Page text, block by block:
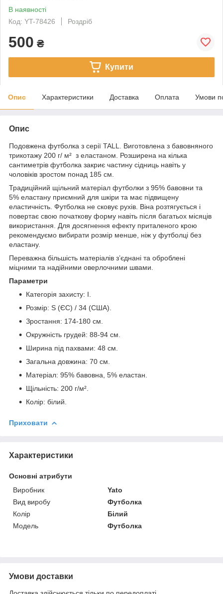
В наявності
Код: YT-78426
Роздріб
500 ₴
Купити
Опис Характеристики Доставка Оплата Умови
Опис
Подовжена футболка з серії TALL. Виготовлена з бавовняного
трикотажу 200 г/ м² з еластаном. Розширена на кілька
сантиметрів футболка закриє частину сідниць навіть у
чоловіків зростом понад 185 см.
Традиційний щільний матеріал футболки з 95% бавовни та
5% еластану приємний для шкіри та має підвищену
еластичність. Футболка не сковує рухів. Віна розтягується і
повертає свою початкову форму навіть після багатьох місяців
використання. Для досягнення ефекту приталеного крою
рекомендуємо вибирати розмір менше, ніж у футболці без
еластану.
Переважна більшість матеріалів з’єднані та оброблені
міцними та надійними оверлочними швами.
Параметри
Категорія захисту: I.
Розмір: S (ЄС) / 34 (США).
Зростання: 174-180 см.
Окружність грудей: 88-94 см.
Ширина під пахвами: 48 см.
Загальна довжина: 70 см.
Матеріал: 95% бавовна, 5% еластан.
Щільність: 200 г/м².
Колір: білий.
Приховати
Характеристики
Основні атрибути
Виробник
Yato
Вид виробу
Футболка
Колір
Білий
Модель
Футболка
Умови доставки